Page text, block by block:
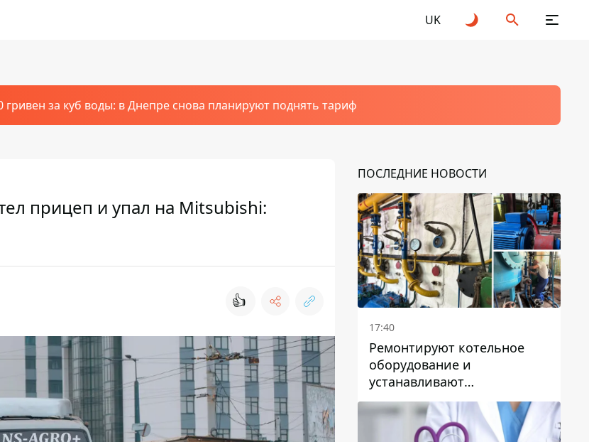
UK
гривен за куб воды: в Днепре снова планируют поднять тариф
прицеп и упал на Mitsubishi:
👍
ПОСЛЕДНИЕ НОВОСТИ
17:40
Ремонтируют котельное
оборудование и
устанавливают
генераторные установки:
как в Днепре готовятся к
отопительному сезону